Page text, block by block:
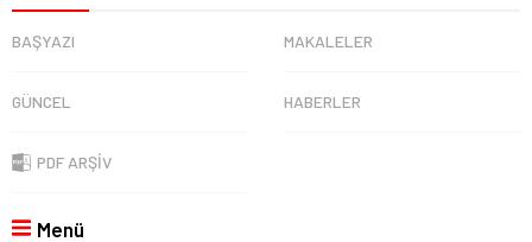
BAŞYAZI MAKALELER
GÜNCEL HABERLER
PDF ARŞİV
Menü